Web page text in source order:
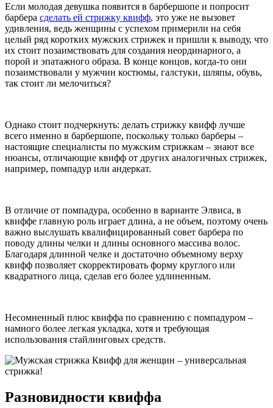
Если молодая девушка появится в барбершопе и попросит
барбера сделать ей стрижку квифф, это уже не вызовет
удивления, ведь женщины с успехом примерили на себя
целый ряд коротких мужских стрижек и пришли к выводу, что
их стоит позаимствовать для создания неординарного, а
порой и эпатажного образа. В конце концов, когда-то они
позаимствовали у мужчин костюмы, галстуки, шляпы, обувь,
так стоит ли мелочиться?
Однако стоит подчеркнуть: делать стрижку квифф лучше
всего именно в барбершопе, поскольку только барберы –
настоящие специалисты по мужским стрижкам – знают все
нюансы, отличающие квифф от других аналогичных стрижек,
например, помпадур или андеркат.
В отличие от помпадура, особенно в варианте Элвиса, в
квиффе главную роль играет длина, а не объем, поэтому очень
важно выслушать квалифицированный совет барбера по
поводу длины челки и длины основного массива волос.
Благодаря длинной челке и достаточно объемному верху
квифф позволяет скорректировать форму круглого или
квадратного лица, сделав его более удлиненным.
Несомненный плюс квиффа по сравнению с помпадуром –
намного более легкая укладка, хотя и требующая
использования стайлинговых средств.
Разновидности квиффа